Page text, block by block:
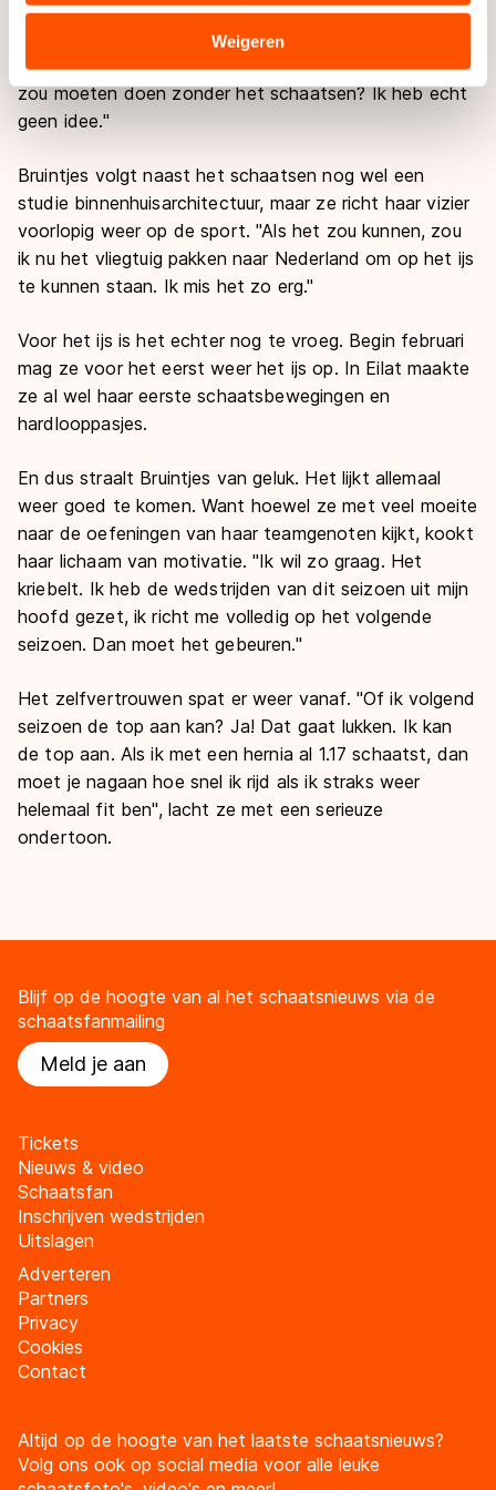
verstrekt of die zij hebben verzameld via hun services.
Sommige partners kunnen gegevens doorgeven aan
landen buiten de EU, zoals de VS, waar mogelijk geen
adequaat beschermingsniveau geldt volgens de GDPR.
Door op ‘Toestaan’ te klikken, stemt u in met deze
Weigeren
schaatsen. Je gaat denken wat je zou moeten doen
als het niet meer zou kunnen. Vreselijk. Ik ben blij dat ik
weer positief kan denken. Of ik nu zou weten wat ik
zou moeten doen zonder het schaatsen? Ik heb echt
geen idee."
Bruintjes volgt naast het schaatsen nog wel een
studie binnenhuisarchitectuur, maar ze richt haar vizier
voorlopig weer op de sport. "Als het zou kunnen, zou
ik nu het vliegtuig pakken naar Nederland om op het ijs
te kunnen staan. Ik mis het zo erg."
Voor het ijs is het echter nog te vroeg. Begin februari
mag ze voor het eerst weer het ijs op. In Eilat maakte
ze al wel haar eerste schaatsbewegingen en
hardlooppasjes.
En dus straalt Bruintjes van geluk. Het lijkt allemaal
weer goed te komen. Want hoewel ze met veel moeite
naar de oefeningen van haar teamgenoten kijkt, kookt
haar lichaam van motivatie. "Ik wil zo graag. Het
kriebelt. Ik heb de wedstrijden van dit seizoen uit mijn
hoofd gezet, ik richt me volledig op het volgende
seizoen. Dan moet het gebeuren."
Het zelfvertrouwen spat er weer vanaf. "Of ik volgend
seizoen de top aan kan? Ja! Dat gaat lukken. Ik kan
de top aan. Als ik met een hernia al 1.17 schaatst, dan
moet je nagaan hoe snel ik rijd als ik straks weer
helemaal fit ben", lacht ze met een serieuze
ondertoon.
Blijf op de hoogte van al het schaatsnieuws via de
schaatsfanmailing
Meld je aan
Tickets
Nieuws & video
Schaatsfan
Inschrijven wedstrijden
Uitslagen
Adverteren
Partners
Privacy
Cookies
Contact
Altijd op de hoogte van het laatste schaatsnieuws?
Volg ons ook op social media voor alle leuke